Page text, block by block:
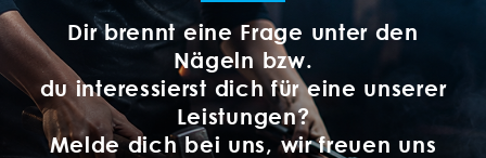
Dir brennt eine Frage unter den
Nägeln bzw.
du interessierst dich für eine unserer
Leistungen?
Melde dich bei uns, wir freuen uns